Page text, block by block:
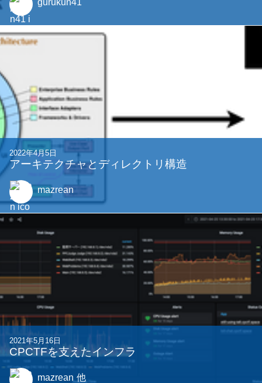
2022年4月5日
アーキテクチャとディレクトリ構造
mazrean
2021年5月16日
CPCTFを支えたインフラ
mazrean 他